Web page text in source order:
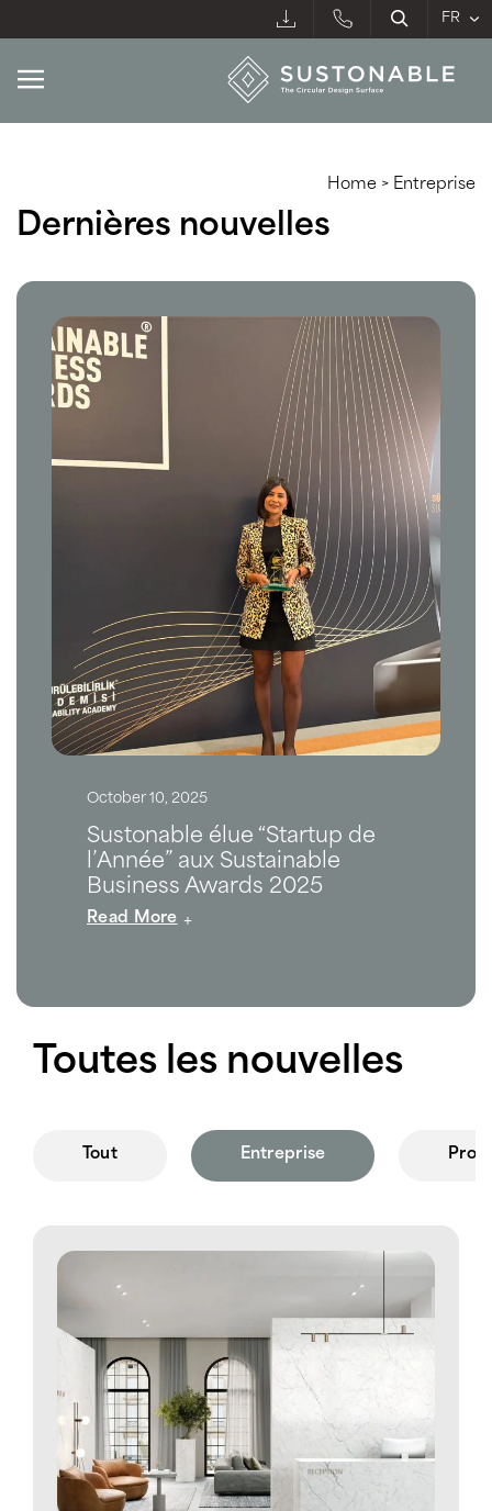
Home > Entreprise
Dernières nouvelles
October 10, 2025
Sustonable élue “Startup de
l’Année” aux Sustainable
Business Awards 2025
Read More
Toutes les nouvelles
Tout Entreprise